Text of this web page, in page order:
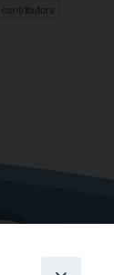
contributors